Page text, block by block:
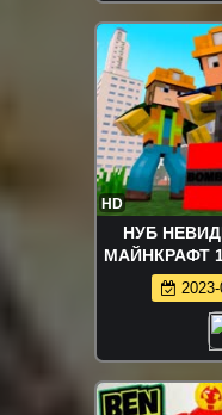
HD
НУБ
МАЙНКРАФТ